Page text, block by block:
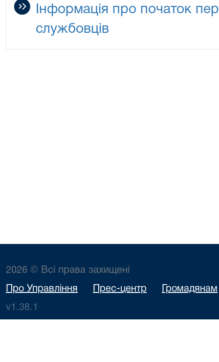
Інформація про початок
службовців
2026 © Всі права захищені
Про Управління Прес-центр Громадянам
v1.38.1